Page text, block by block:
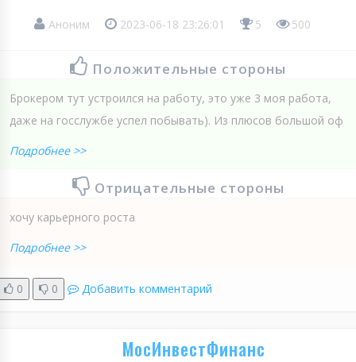
Аноним 2023-06-18 23:26:01 5 500
Положительные стороны
Брокером тут устроился на работу, это уже 3 моя работа,
даже на госслужбе успел побывать). Из плюсов большой оф
Подробнее >>
Отрицательные стороны
хочу карьерного роста
Подробнее >>
0 0 Добавить комментарий
МосИнвестФинанс